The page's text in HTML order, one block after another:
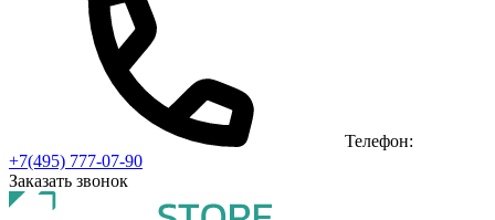
Телефон:
+7(495) 777-07-90
Заказать звонок